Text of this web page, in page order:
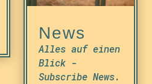
News
Alles auf einen
Blick -
Subscribe News.